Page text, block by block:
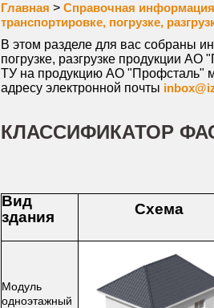
Главная > Справочная информация
транспортировке, погрузке,
В этом разделе для вас собраны
погрузке, разгрузке продукции АО
ТУ на продукцию АО "Профсталь"
адресу электронной почты
КЛАССИФИКАТОР
Вид
здания
Схема
Модуль
одноэтажный